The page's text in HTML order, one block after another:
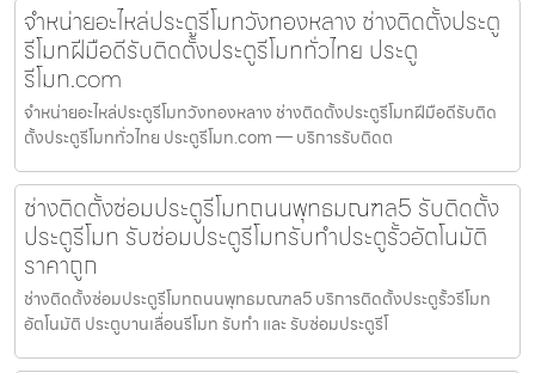
จำหน่ายอะไหล่ประตูรีโมทวังทองหลาง ช่างติดตั้งประตู
รีโมทฝีมือดีรับติดตั้งประตูรีโมททั่วไทย ประตู
รีโมท.com
จำหน่ายอะไหล่ประตูรีโมทวังทองหลาง ช่างติดตั้งประตูรีโมทฝีมือดีรับติด
ตั้งประตูรีโมททั่วไทย ประตูรีโมท.com — บริการรับติดต
ช่างติดตั้งซ่อมประตูรีโมทถนนพุทธมณฑล5 รับติดตั้ง
ประตูรีโมท รับซ่อมประตูรีโมทรับทำประตูรั้วอัตโนมัติ
ราคาถูก
ช่างติดตั้งซ่อมประตูรีโมทถนนพุทธมณฑล5 บริการติดตั้งประตูรั้วรีโมท
อัตโนมัติ ประตูบานเลื่อนรีโมท รับทำ และ รับซ่อมประตูรีโ